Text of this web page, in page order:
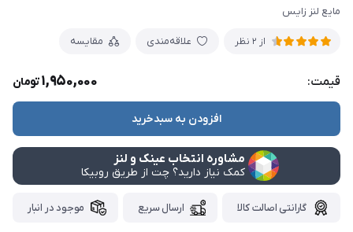
مایع لنز زایس
از 2 نظر علاقه‌مندی مقایسه
قیمت: 1,950,000تومان
افزودن به سبدخرید
مشاوره انتخاب عینک و لنز
کمک نیاز دارید؟ چت از طریق روبیکا
گارانتی اصالت کالا ارسال سریع موجود در انبار